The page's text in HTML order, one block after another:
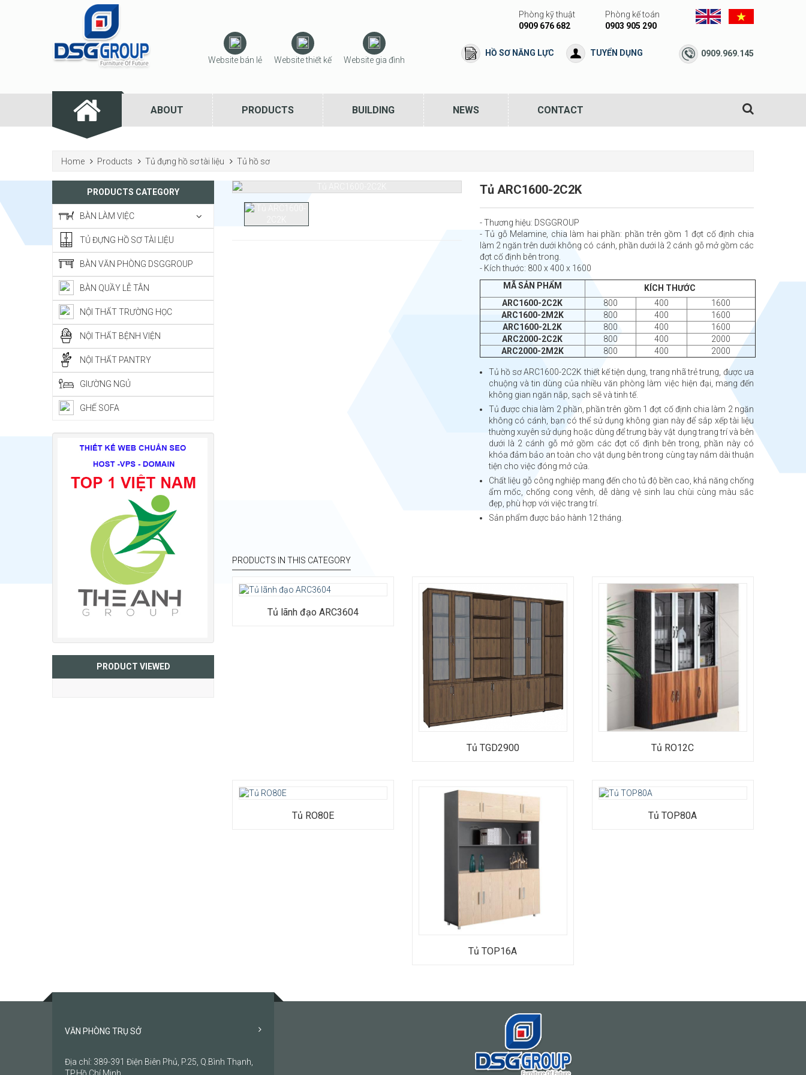
Phòng kỹ thuật
0909 676 682
Phòng kế toán
0903 905 290
0909.969.145
HỒ SƠ NĂNG LỰC TUYỂN DỤNG
Website bán lẻ Website thiết kế Website gia đình
ABOUT PRODUCTS BUILDING NEWS CONTACT
Home Products Tủ đựng hồ sơ tài liệu Tủ hồ sơ
Tủ ARC1600-2C2K
- Thương hiệu: DSGGROUP
- Tủ gỗ Melamine, chia làm hai phần: phần trên gồm 1 đợt cố định chia
làm 2 ngăn trên dưới không có cánh, phần dưới là 2 cánh gỗ mở gồm các
đợt cố định bên trong.
- Kích thước: 800 x 400 x 1600
MÃ SẢN PHẨM
KÍCH THƯỚC
ARC1600-2C2K
800 400
1600
ARC1600-2M2K
800 400
1600
ARC1600-2L2K
800 400
1600
ARC2000-2C2K
800 400
2000
ARC2000-2M2K
800 400 2000
Tủ hồ sơ ARC1600-2C2K thiết kế tiện dụng, trang nhã trẻ trung, được ưa
chuộng và tin dùng của nhiều văn phòng làm việc hiện đại, mang đến
không gian ngăn nắp, sạch sẽ và tinh tế.
Tủ được chia làm 2 phần, phần trên gồm 1 đợt cố định chia làm 2 ngăn
không có cánh, bạn có thể sử dụng không gian này để sắp xếp tài liệu
thường xuyên sử dụng hoặc dùng để trưng bày vật dụng trang trí và bên
dưới là 2 cánh gỗ mở gồm các đợt cố định bên trong, phần này có
khóa đảm bảo an toàn cho vật dụng bên trong cùng tay nắm dài thuận
tiện cho việc đóng mở cửa.
Chất liệu gỗ công nghiệp mang đến cho tủ độ bền cao, khả năng chống
ẩm mốc, chống cong vênh, dễ dàng vệ sinh lau chùi cùng màu sắc
đẹp, phù hợp với việc trang trí.
Sản phẩm được bảo hành 12 tháng.
PRODUCTS IN THIS CATEGORY
Tủ lãnh đạo ARC3604
Kiểu dáng: Tủ hồ sơ cao cấp
Chất liệu: MFC phủ melamine
Kích thước: Rộng 2900 x Sâu 500 x Cao
2420
Bảo hành: 12 tháng
Tủ TGD2900 Tủ RO12C
Tủ RO80E
Tủ TOP16A
Tủ TOP80A
PRODUCTS CATEGORY
BÀN LÀM VIỆC
TỦ ĐỰNG HỒ SƠ TÀI LIỆU
BÀN VĂN PHÒNG DSGGROUP
BÀN QUẦY LỄ TÂN
NỘI THẤT TRƯỜNG HỌC
NỘI THẤT BỆNH VIỆN
NỘI THẤT PANTRY
GIƯỜNG NGỦ
GHẾ SOFA
PRODUCT VIEWED
VĂN PHÒNG TRỤ SỞ
Địa chỉ: 389-391 Điện Biên Phủ, P.25, Q.Bình Thạnh,